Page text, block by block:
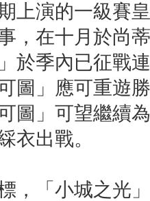
上演的一級賽
，在十月於尚
於季內已征戰
圖」應可重遊
圖」可望繼續
衣出戰。
，「小城之光